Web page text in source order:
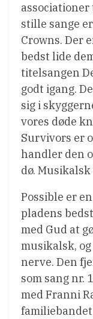
associationer
stille sange
Crowns. Der
bedst lide
titelsangen
godt igang.
sig i
vores døde
Survivors er
handler den
dø.
Possible er
pladens
med Gud at
musikalsk,
nerve. Den
som sang nr.
med Franni
familiebandet